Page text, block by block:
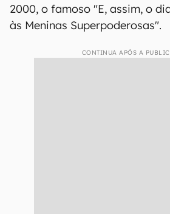
2000, o famoso "E, assim, o
às Meninas Superpoderosas".
CONTINUA APÓS A